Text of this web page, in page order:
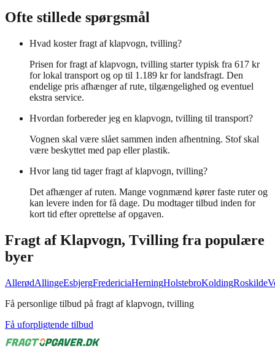
Ofte stillede spørgsmål
Hvad koster fragt af klapvogn, tvilling?
Prisen for fragt af klapvogn, tvilling starter typisk fra 617 kr
for lokal transport og op til 1.189 kr for landsfragt. Den
endelige pris afhænger af rute, tilgængelighed og eventuel
ekstra service.
Hvordan forbereder jeg en klapvogn, tvilling til transport?
Vognen skal være slået sammen inden afhentning. Stof skal
være beskyttet med pap eller plastik.
Hvor lang tid tager fragt af klapvogn, tvilling?
Det afhænger af ruten. Mange vognmænd kører faste ruter og
kan levere inden for få dage. Du modtager tilbud inden for
kort tid efter oprettelse af opgaven.
Fragt afKlapvogn, Tvilling fra populære
byer
AllerødAllingeEsbjergFredericiaHerningHolstebroKoldingRoskilde
Få personlige tilbud på fragt af klapvogn, tvilling
Få uforpligtende tilbud